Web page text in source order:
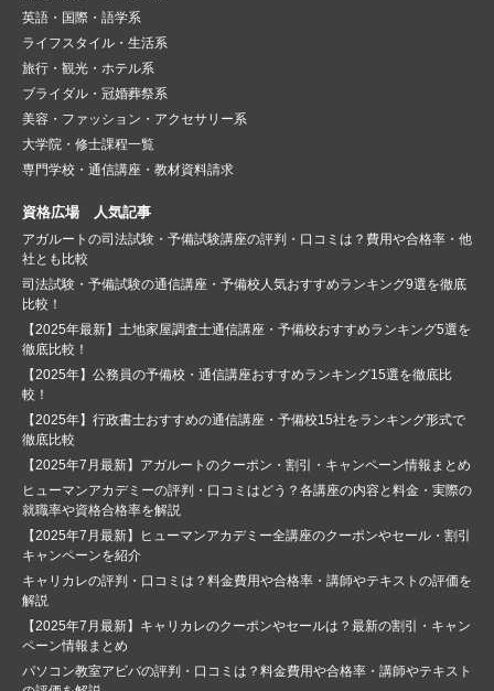
英語・国際・語学系
ライフスタイル・生活系
旅行・観光・ホテル系
ブライダル・冠婚葬祭系
美容・ファッション・アクセサリー系
大学院・修士課程一覧
専門学校・通信講座・教材資料請求
資格広場 人気記事
アガルートの司法試験・予備試験講座の評判・口コミは？費用や合格率・他
社とも比較
司法試験・予備試験の通信講座・予備校人気おすすめランキング9選を徹底
比較！
【2025年最新】土地家屋調査士通信講座・予備校おすすめランキング5選を
徹底比較！
【2025年】公務員の予備校・通信講座おすすめランキング15選を徹底比
較！
【2025年】行政書士おすすめの通信講座・予備校15社をランキング形式で
徹底比較
【2025年7月最新】アガルートのクーポン・割引・キャンペーン情報まとめ
ヒューマンアカデミーの評判・口コミはどう？各講座の内容と料金・実際の
就職率や資格合格率を解説
【2025年7月最新】ヒューマンアカデミー全講座のクーポンやセール・割引
キャンペーンを紹介
キャリカレの評判・口コミは？料金費用や合格率・講師やテキストの評価を
解説
【2025年7月最新】キャリカレのクーポンやセールは？最新の割引・キャン
ペーン情報まとめ
パソコン教室アビバの評判・口コミは？料金費用や合格率・講師やテキスト